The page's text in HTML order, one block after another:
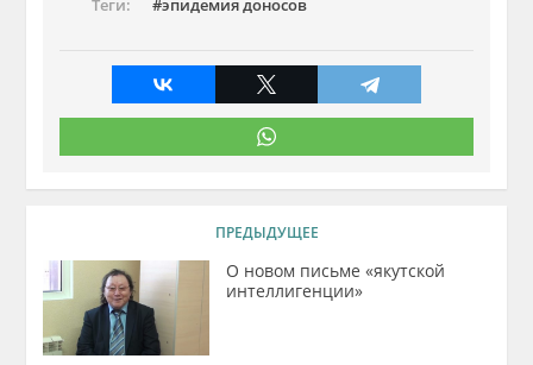
Теги:
эпидемия доносов
ПРЕДЫДУЩЕЕ
О новом письме «якутской
интеллигенции»